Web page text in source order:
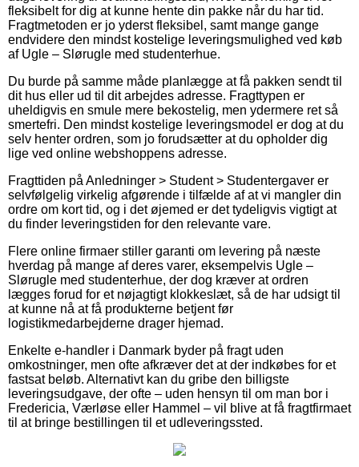
fleksibelt for dig at kunne hente din pakke når du har tid.
Fragtmetoden er jo yderst fleksibel, samt mange gange
endvidere den mindst kostelige leveringsmulighed ved køb
af Ugle – Slørugle med studenterhue.
Du burde på samme måde planlægge at få pakken sendt til
dit hus eller ud til dit arbejdes adresse. Fragttypen er
uheldigvis en smule mere bekostelig, men ydermere ret så
smertefri. Den mindst kostelige leveringsmodel er dog at du
selv henter ordren, som jo forudsætter at du opholder dig
lige ved online webshoppens adresse.
Fragttiden på Anledninger > Student > Studentergaver er
selvfølgelig virkelig afgørende i tilfælde af at vi mangler din
ordre om kort tid, og i det øjemed er det tydeligvis vigtigt at
du finder leveringstiden for den relevante vare.
Flere online firmaer stiller garanti om levering på næste
hverdag på mange af deres varer, eksempelvis Ugle –
Slørugle med studenterhue, der dog kræver at ordren
lægges forud for et nøjagtigt klokkeslæt, så de har udsigt til
at kunne nå at få produkterne betjent før
logistikmedarbejderne drager hjemad.
Enkelte e-handler i Danmark byder på fragt uden
omkostninger, men ofte afkræver det at der indkøbes for et
fastsat beløb. Alternativt kan du gribe den billigste
leveringsudgave, der ofte – uden hensyn til om man bor i
Fredericia, Værløse eller Hammel – vil blive at få fragtfirmaet
til at bringe bestillingen til et udleveringssted.